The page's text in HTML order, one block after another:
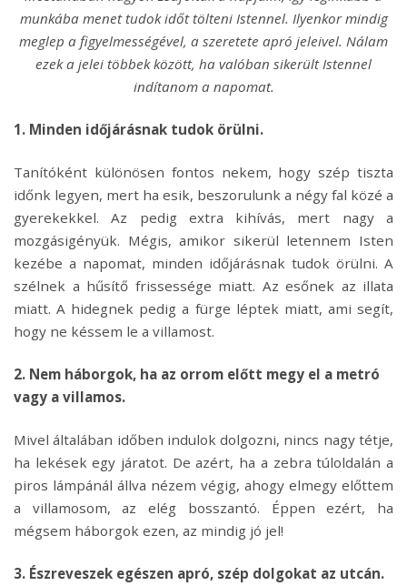
munkába menet tudok időt tölteni Istennel. Ilyenkor mindig
meglep a figyelmességével, a szeretete apró jeleivel. Nálam
ezek a jelei többek között, ha valóban sikerült Istennel
indítanom a napomat.
1. Minden időjárásnak tudok örülni.
Tanítóként különösen fontos nekem, hogy szép tiszta
időnk legyen, mert ha esik, beszorulunk a négy fal közé a
gyerekekkel. Az pedig extra kihívás, mert nagy a
mozgásigényük. Mégis, amikor sikerül letennem Isten
kezébe a napomat, minden időjárásnak tudok örülni. A
szélnek a hűsítő frissessége miatt. Az esőnek az illata
miatt. A hidegnek pedig a fürge léptek miatt, ami segít,
hogy ne késsem le a villamost.
2. Nem háborgok, ha az orrom előtt megy el a metró
vagy a villamos.
Mivel általában időben indulok dolgozni, nincs nagy tétje,
ha lekések egy járatot. De azért, ha a zebra túloldalán a
piros lámpánál állva nézem végig, ahogy elmegy előttem
a villamosom, az elég bosszantó. Éppen ezért, ha
mégsem háborgok ezen, az mindig jó jel!
3. Észreveszek egészen apró, szép dolgokat az utcán.